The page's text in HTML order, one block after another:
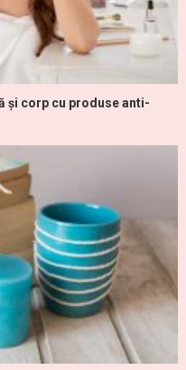
și corp cu produse anti-